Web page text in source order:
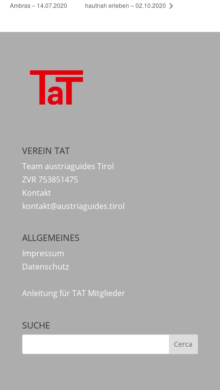
Ambras – 14.07.2020
hautnah erleben – 02.10.2020
VEREIN TAT
Team austriaguides Tirol
ZVR 753851475
Kontakt
kontakt@austriaguides.tirol
ALLGEMEINES
Impressum
Datenschutz
Anleitung für TAT Mitglieder
SUCHE